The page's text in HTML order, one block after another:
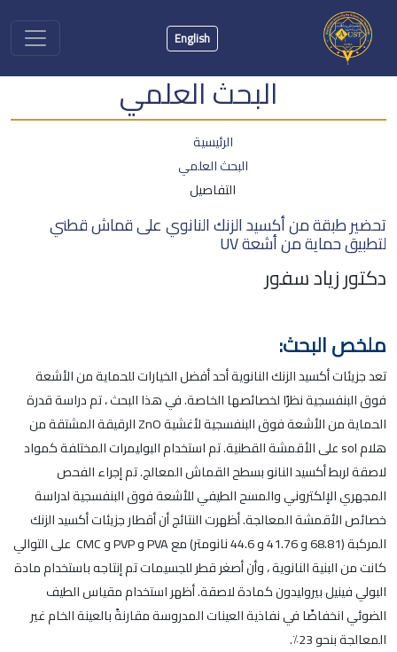
English
البحث العلمي
الرئيسية
البحث العلمي
التفاصيل
تحضير طبقة من أكسيد الزنك النانوي على قماش قطني
لتطبيق حماية من أشعة UV
دكتور زياد سفور
ملخص البحث:
تعد جزيئات أكسيد الزنك النانوية أحد أفضل الخيارات للحماية من الأشعة
فوق البنفسجية نظرًا لخصائصها الخاصة. في هذا البحث ، تم دراسة قدرة
الحماية من الأشعة فوق البنفسجية لأغشية ZnO الرقيقة المشتقة من
هلام sol على الأقمشة القطنية. تم استخدام البوليمرات المختلفة كمواد
لاصقة لربط أكسيد النانو بسطح القماش المعالج. تم إجراء الفحص
المجهري الإلكتروني والمسح الطيفي للأشعة فوق البنفسجية لدراسة
خصائص الأقمشة المعالجة. أظهرت النتائج أن أقطار جزيئات أكسيد الزنك
المركبة (68.81 و 41.76 و 44.6 نانومتر) مع PVA و PVP و CMC على التوالي
كانت من البنية النانوية ، وأن أصغر قطر للجسيمات تم إنتاجه باستخدام مادة
البولي فينيل بيروليدون كمادة لاصقة. أظهر استخدام مقياس الطيف
الضوئي انخفاضًا في نفاذية العينات المدروسة مقارنةً بالعينة الخام غير
المعالجة بنحو 23٪.